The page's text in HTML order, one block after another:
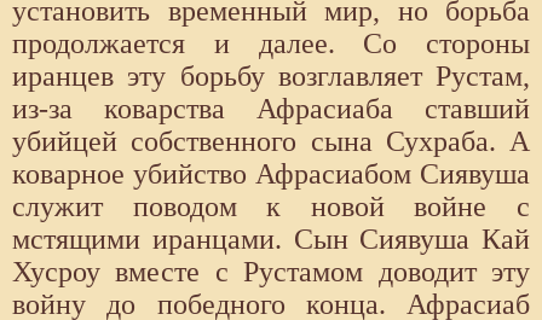
установить временный мир, но борьба
продолжается и далее. Со стороны
иранцев эту борьбу возглавляет Рустам,
из-за коварства Афрасиаба ставший
убийцей собственного сына Сухраба. А
коварное убийство Афрасиабом Сиявуша
служит поводом к новой войне с
мстящими иранцами. Сын Сиявуша Кай
Хусроу вместе с Рустамом доводит эту
войну до победного конца. Афрасиаб